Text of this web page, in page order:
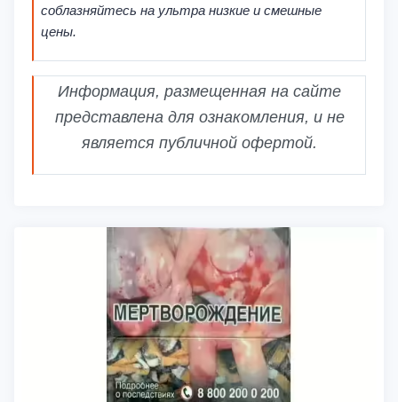
соблазняйтесь на ультра низкие и смешные
цены.
Информация, размещенная на сайте
представлена для ознакомления, и не
является публичной офертой.